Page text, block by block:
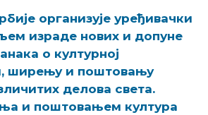
организује уређивачки
израде нових и допуне
о културној
ширењу и поштовању
делова света.
и поштовањем култура